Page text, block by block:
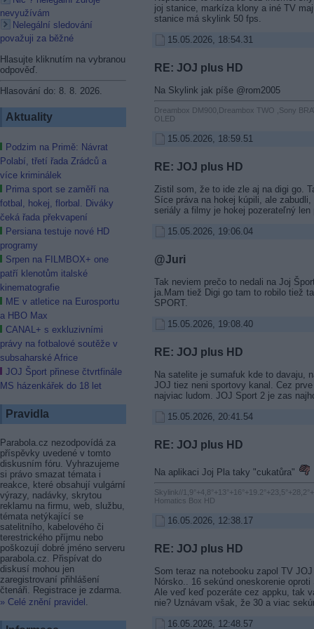
nevyužívám
Nelegální sledování
považuji za běžné
Hlasujte kliknutím na vybranou
odpověď.
Hlasování do: 8. 8. 2026.
Aktuality
Podzim na Primě: Návrat
Polabí, třetí řada Zrádců a
více kriminálek
Prima sport se zaměří na
fotbal, hokej, florbal. Diváky
čeká řada překvapení
Persiana testuje nové HD
programy
Srpen na FILMBOX+ one
patří klenotům italské
kinematografie
ME v atletice na Eurosportu
a HBO Max
CANAL+ s exkluzivními
právy na fotbalové soutěže v
subsaharské Africe
JOJ Šport přinese čtvrtfinále
MS házenkářek do 18 let
Pravidla
Parabola.cz nezodpovídá za
příspěvky uvedené v tomto
diskusním fóru. Vyhrazujeme
si právo smazat témata i
reakce, které obsahují vulgární
výrazy, nadávky, skrytou
reklamu na firmu, web, službu,
témata netýkající se
satelitního, kabelového či
terestrického příjmu nebo
poškozují dobré jméno serveru
parabola.cz. Přispívat do
diskusí mohou jen
zaregistrovaní přihlášení
čtenáři. Registrace je zdarma.
» Celé znění pravidel .
joj stanice, markíza klony a iné TV
stanice má skylink 50 fps.
15.05.2026, 18:54.31
RE: JOJ plus HD
Na Skylink jak píše @rom2005
Dreambox DM900,Dreambox TWO ,Sony
OLED
15.05.2026, 18:59.51
RE: JOJ plus HD
Zistil som, že to ide zle aj na digi go.
Síce práva na hokej kúpili, ale
seriály a filmy je hokej pozerateľný
15.05.2026, 19:06.04
@Juri
Tak neviem prečo to nedali na Joj
ja.Mam tiež Digi go tam to robilo tiež
SPORT.
15.05.2026, 19:08.40
RE: JOJ plus HD
Na satelite je sumafuk kde to davaju,
JOJ tiez neni sportovy kanal. Cez
najviac ludom. JOJ Sport 2 je zas
15.05.2026, 20:41.54
RE: JOJ plus HD
Na aplikaci Joj Pla taky "cukatůra"
Skylink//
Homatics Box HD
16.05.2026, 12:38.17
RE: JOJ plus HD
Som teraz na notebooku zapol TV
Nórsko.. 16 sekúnd oneskorenie
Ale veď keď pozeráte cez appku, tak
nie? Uznávam však, že 30 a viac
16.05.2026, 12:48.57